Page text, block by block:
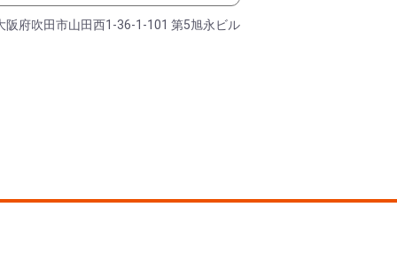
阪府吹田市山田西1-36-1-101 第5旭永ビル